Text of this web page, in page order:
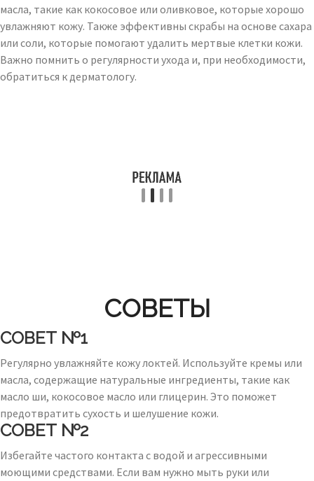
масла, такие как кокосовое или оливковое, которые хорошо
увлажняют кожу. Также эффективны скрабы на основе сахара
или соли, которые помогают удалить мертвые клетки кожи.
Важно помнить о регулярности ухода и, при необходимости,
обратиться к дерматологу.
СОВЕТЫ
СОВЕТ №1
Регулярно увлажняйте кожу локтей. Используйте кремы или
масла, содержащие натуральные ингредиенты, такие как
масло ши, кокосовое масло или глицерин. Это поможет
предотвратить сухость и шелушение кожи.
СОВЕТ №2
Избегайте частого контакта с водой и агрессивными
моющими средствами. Если вам нужно мыть руки или